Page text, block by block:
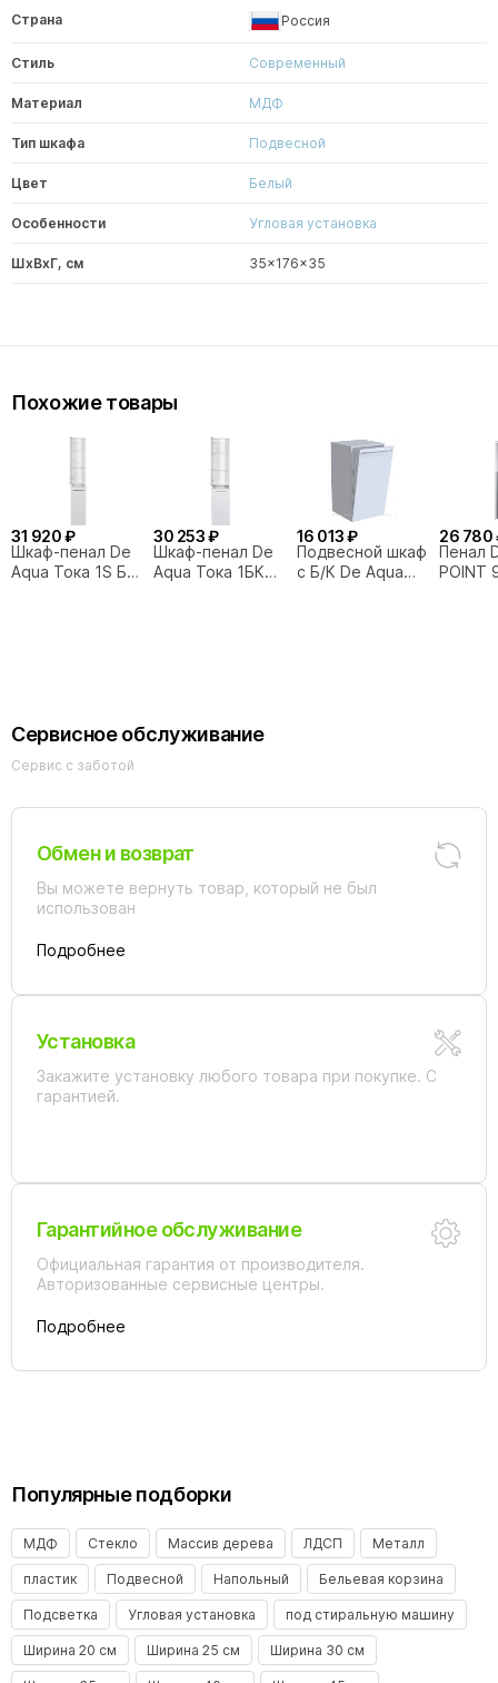
Страна Россия
Стиль Современный
Материал МДФ
Тип шкафа Подвесной
Цвет Белый
Особенности Угловая установка
ШxВxГ, см 35x176x35
Похожие товары
31 920 ₽
Шкаф-пенал De
Aqua Тока 1S БК
30 253 ₽
Шкаф-пенал De
Aqua Тока 1БК
16 013 ₽
Подвесной шкаф
с Б/К De Aqua
26 780
Пенал
POINT
Сервисное обслуживание
Сервис с заботой
Обмен и возврат
Вы можете вернуть товар, который не был
использован
Подробнее
Установка
Закажите установку любого товара при покупке. С
гарантией.
Гарантийное обслуживание
Официальная гарантия от производителя.
Авторизованные сервисные центры.
Подробнее
Популярные подборки
МДФ Стекло Массив дерева ЛДСП Металл
пластик Подвесной Напольный Бельевая корзина
Подсветка Угловая установка под стиральную машину
Ширина 20 см Ширина 25 см Ширина 30 см